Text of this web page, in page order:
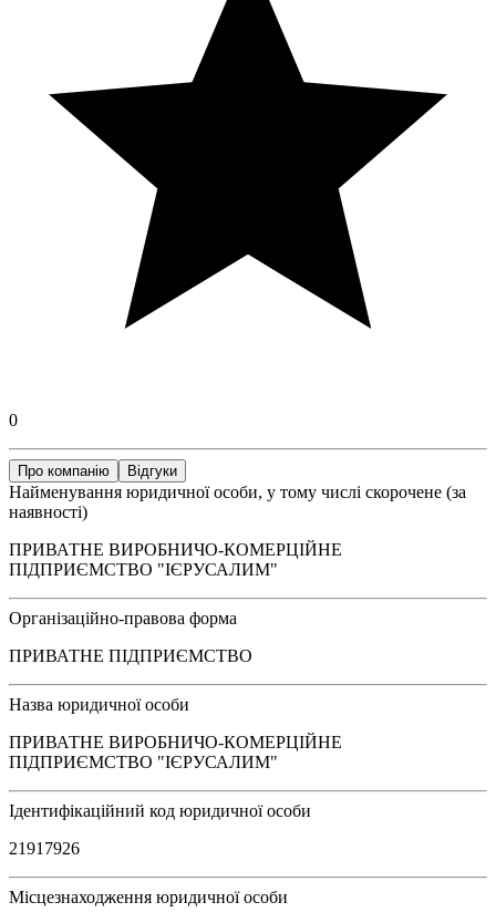
0
Про компанію Відгуки
Найменування юридичної особи, у тому числі скорочене (за
наявності)
ПРИВАТНЕ ВИРОБНИЧО-КОМЕРЦІЙНЕ
ПІДПРИЄМСТВО "ІЄРУСАЛИМ"
Організаційно-правова форма
ПРИВАТНЕ ПІДПРИЄМСТВО
Назва юридичної особи
ПРИВАТНЕ ВИРОБНИЧО-КОМЕРЦІЙНЕ
ПІДПРИЄМСТВО "ІЄРУСАЛИМ"
Ідентифікаційний код юридичної особи
21917926
Місцезнаходження юридичної особи